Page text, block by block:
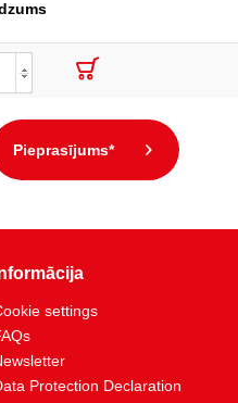
Pieprasījums*
settings
Protection Declaration